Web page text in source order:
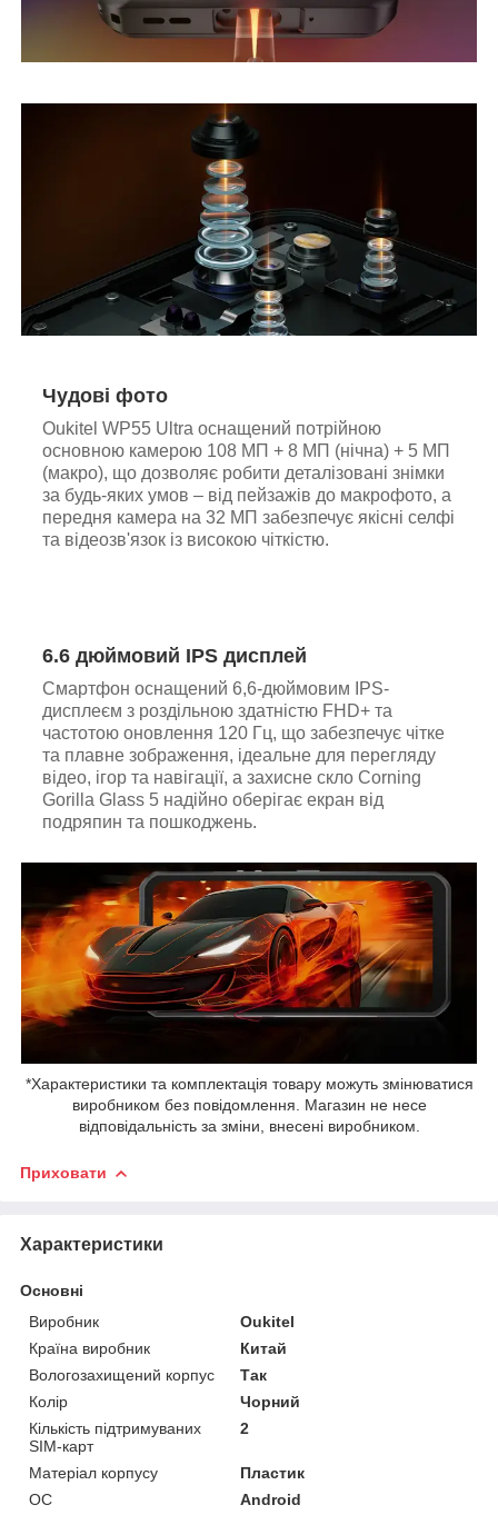
Чудові фото
Oukitel WP55 Ultra оснащений потрійною
основною камерою 108 МП + 8 МП (нічна) + 5 МП
(макро), що дозволяє робити деталізовані знімки
за будь-яких умов – від пейзажів до макрофото, а
передня камера на 32 МП забезпечує якісні селфі
та відеозв'язок із високою чіткістю.
6.6 дюймовий IPS дисплей
Смартфон оснащений 6,6-дюймовим IPS-
дисплеєм з роздільною здатністю FHD+ та
частотою оновлення 120 Гц, що забезпечує чітке
та плавне зображення, ідеальне для перегляду
відео, ігор та навігації, а захисне скло Corning
Gorilla Glass 5 надійно оберігає екран від
подряпин та пошкоджень.
*Характеристики та комплектація товару можуть змінюватися
виробником без повідомлення. Магазин не несе
відповідальність за зміни, внесені виробником.
Приховати
Характеристики
Основні
Виробник
Oukitel
Країна виробник
Китай
Вологозахищений корпус
Так
Колір
Чорний
Кількість підтримуваних
SIM-карт
2
Матеріал корпусу
Пластик
ОС
Android